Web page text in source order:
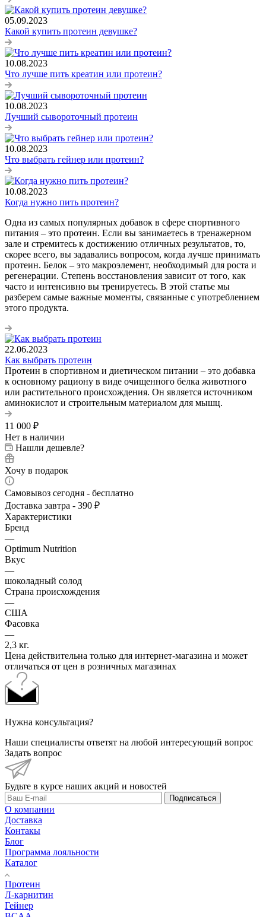
05.09.2023
Какой купить протеин девушке?
10.08.2023
Что лучше пить креатин или протеин?
10.08.2023
Лучший сывороточный протеин
10.08.2023
Что выбрать гейнер или протеин?
10.08.2023
Когда нужно пить протеин?
Одна из самых популярных добавок в сфере спортивного
питания – это протеин. Если вы занимаетесь в тренажерном
зале и стремитесь к достижению отличных результатов, то,
скорее всего, вы задавались вопросом, когда лучше принимать
протеин. Белок – это макроэлемент, необходимый для роста и
регенерации. Степень восстановления зависит от того, как
часто и интенсивно вы тренируетесь. В этой статье мы
разберем самые важные моменты, связанные с употреблением
этого продукта.
22.06.2023
Как выбрать протеин
Протеин в спортивном и диетическом питании – это добавка
к основному рациону в виде очищенного белка животного
или растительного происхождения. Он является источником
аминокислот и строительным материалом для мышц.
11 000 ₽
Нет в наличии
Нашли дешевле?
Хочу в подарок
Самовывоз сегодня - бесплатно
Доставка завтра - 390 ₽
Характеристики
Бренд
—
Optimum Nutrition
Вкус
—
шоколадный солод
Страна происхождения
—
США
Фасовка
—
2,3 кг.
Цена действительна только для интернет-магазина и может
отличаться от цен в розничных магазинах
Нужна консультация?
Наши специалисты ответят на любой интересующий вопрос
Задать вопрос
Будьте в курсе наших акций и новостей
Подписаться
О компании
Доставка
Контакы
Блог
Программа лояльности
Каталог
Протеин
Л-карнитин
Гейнер